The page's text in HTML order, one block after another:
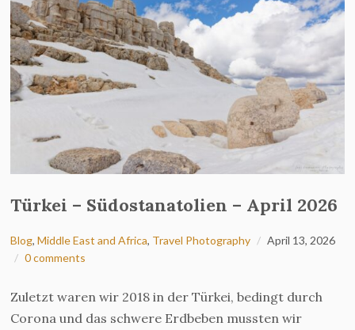
Türkei – Südostanatolien – April 2026
Blog,Middle East and Africa, Travel Photography
April 13, 2026
0 comments
Zuletzt waren wir 2018 in der Türkei, bedingt durch
Corona und das schwere Erdbeben mussten wir